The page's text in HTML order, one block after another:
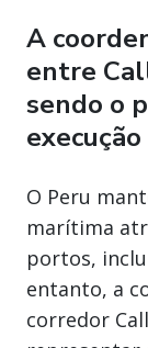
A
entre
sendo o
O Peru
marítima
portos,
entanto, a
corredor